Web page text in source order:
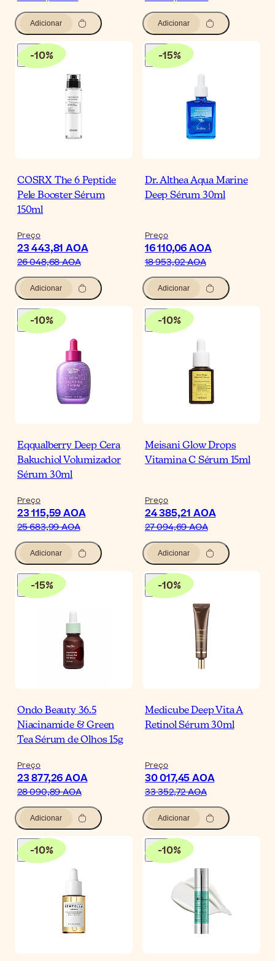
Adicionar Adicionar
-10%
COSRX The 6 Peptide
Pele Booster Sérum
150ml
Preço
23 443,81 AOA
26 048,68 AOA
Adicionar
-15%
Dr. Althea Aqua Marine
Deep Sérum 30ml
Preço
16 110,06 AOA
18 953,02 AOA
Adicionar
-10%
Eqqualberry Deep Cera
Bakuchiol Volumizador
Sérum 30ml
Preço
23 115,59 AOA
25 683,99 AOA
Adicionar
-10%
Meisani Glow Drops
Vitamina C Sérum 15ml
Preço
24 385,21 AOA
27 094,69 AOA
Adicionar
-15%
Ondo Beauty 36.5
Niacinamide & Green
Tea Sérum de Olhos 15g
Preço
23 877,26 AOA
28 090,89 AOA
Adicionar
-10%
Medicube Deep Vita A
Retinol Sérum 30ml
Preço
30 017,45 AOA
33 352,72 AOA
Adicionar
-10% -10%